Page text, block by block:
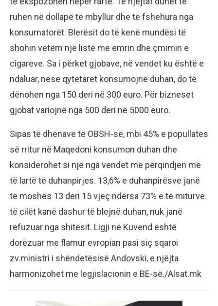
ruhen në dollapë të mbyllur dhe të fshehura nga
konsumatorët. Blerësit do të kenë mundësi të
shohin vetëm një listë me emrin dhe çmimin e
cigareve. Sa i përket gjobave, në vendet ku është e
ndaluar, nëse qytetarët konsumojnë duhan, do të
dënohen nga 150 deri në 300 euro. Për bizneset
gjobat variojnë nga 500 deri në 5000 euro.
Sipas të dhënave të OBSH-së, mbi 45% e popullatës
së rritur në Maqedoni konsumon duhan dhe
konsiderohet si një nga vendet me përqindjen më
të lartë të duhanpirjes. 13,6% e duhanpirësve janë
të moshës 13 deri 15 vjeç ndërsa 73% e të miturve
të cilët kanë dashur të blejnë duhan, nuk janë
refuzuar nga shitësit. Ligji në Kuvend është
dorëzuar me flamur evropian pasi siç sqaroi
zv.ministri i shëndetësisë Andovski, e njëjta
harmonizohet me legjislacionin e BE-së./Alsat.mk